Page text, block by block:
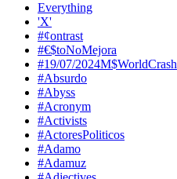
Everything
'X'
#¢ontrast
#€$toNoMejora
#19/07/2024M$WorldCrash
#Absurdo
#Abyss
#Acronym
#Activists
#ActoresPoliticos
#Adamo
#Adamuz